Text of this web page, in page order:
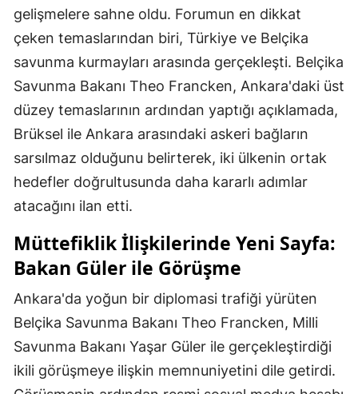
gelişmelere sahne oldu. Forumun en dikkat
çeken temaslarından biri, Türkiye ve Belçika
savunma kurmayları arasında gerçekleşti. Belçika
Savunma Bakanı Theo Francken, Ankara'daki üst
düzey temaslarının ardından yaptığı açıklamada,
Brüksel ile Ankara arasındaki askeri bağların
sarsılmaz olduğunu belirterek, iki ülkenin ortak
hedefler doğrultusunda daha kararlı adımlar
atacağını ilan etti.
Müttefiklik İlişkilerinde Yeni Sayfa:
Bakan Güler ile Görüşme
Ankara'da yoğun bir diplomasi trafiği yürüten
Belçika Savunma Bakanı Theo Francken, Milli
Savunma Bakanı Yaşar Güler ile gerçekleştirdiği
ikili görüşmeye ilişkin memnuniyetini dile getirdi.